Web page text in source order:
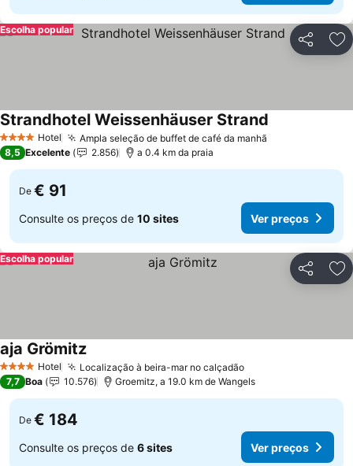
Partilhar
Escolha popular
4 EstrelasHotel Ampla seleção de buffet de café da manhã
Strandhotel Weissenhäuser Strand
8,5 Excelente 2.856 a 0.4 km da praia
De € 91
Consulte os preços de 10 sites Ver preços
Partilhar
Escolha popular
4 EstrelasHotel Localização à beira-mar no calçadãoVer preços
aja GrömitzVer preços
7,7 Boa 10.576 Groemitz, a 19.0 km de Wangels
De € 184
Consulte os preços de 6 sites Ver preços